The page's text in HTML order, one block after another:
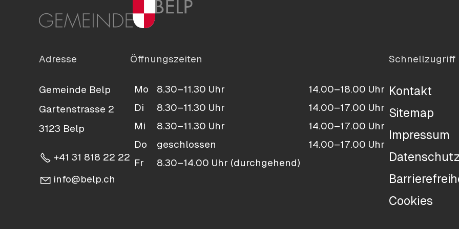
Adresse
Gemeinde Belp
Gartenstrasse 2
3123 Belp
+41 31 818 22 22
nf b lp ch
Öffnungszeiten
Mo 8.30–11.30 Uhr
14.00–18.00 Uhr
Di
8.30–11.30 Uhr
14.00–17.00 Uhr
Mi
8.30–11.30 Uhr
14.00–17.00 Uhr
Do
geschlossen
14.00–17.00 Uhr
Fr
8.30–14.00 Uhr (durchgehend)
Schnellzugriff
Kontakt
Sitemap
Impressum
Datenschutz
Cookies